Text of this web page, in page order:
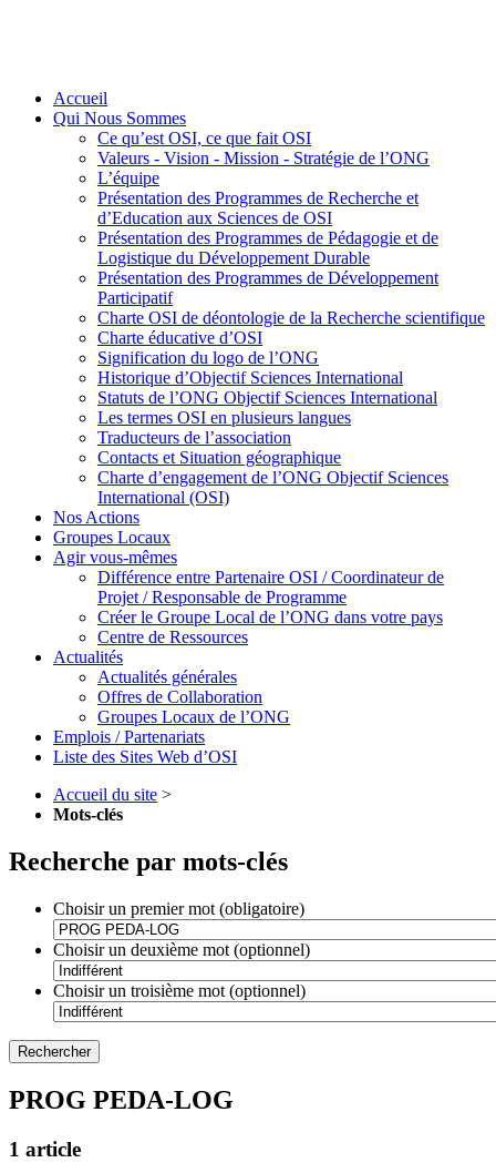
Accueil
Qui Nous Sommes
Ce qu’est OSI, ce que fait OSI
Valeurs - Vision - Mission - Stratégie de l’ONG
L’équipe
Présentation des Programmes de Recherche et
d’Education aux Sciences de OSI
Présentation des Programmes de Pédagogie et de
Logistique du Développement Durable
Présentation des Programmes de Développement
Participatif
Charte OSI de déontologie de la Recherche scientifique
Charte éducative d’OSI
Signification du logo de l’ONG
Historique d’Objectif Sciences International
Statuts de l’ONG Objectif Sciences International
Les termes OSI en plusieurs langues
Traducteurs de l’association
Contacts et Situation géographique
Charte d’engagement de l’ONG Objectif Sciences
International (OSI)
Nos Actions
Groupes Locaux
Agir vous-mêmes
Différence entre Partenaire OSI / Coordinateur de
Projet / Responsable de Programme
Créer le Groupe Local de l’ONG dans votre pays
Centre de Ressources
Actualités
Actualités générales
Offres de Collaboration
Groupes Locaux de l’ONG
Emplois / Partenariats
Liste des Sites Web d’OSI
Accueil du site >
Mots-clés
Recherche par mots-clés
Choisir un premier mot (obligatoire)
Choisir un deuxième mot (optionnel)
Choisir un troisième mot (optionnel)
PROG PEDA-LOG
1 article